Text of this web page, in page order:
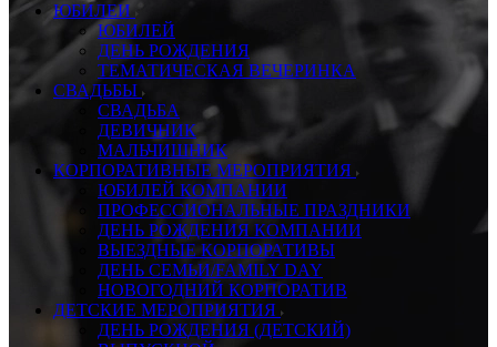
ЮБИЛЕИ
ЮБИЛЕЙ
ДЕНЬ РОЖДЕНИЯ
ТЕМАТИЧЕСКАЯ ВЕЧЕРИНКА
СВАДЬБЫ
СВАДЬБА
ДЕВИЧНИК
МАЛЬЧИШНИК
КОРПОРАТИВНЫЕ МЕРОПРИЯТИЯ
ЮБИЛЕЙ КОМПАНИИ
ПРОФЕССИОНАЛЬНЫЕ ПРАЗДНИКИ
ДЕНЬ РОЖДЕНИЯ КОМПАНИИ
ВЫЕЗДНЫЕ КОРПОРАТИВЫ
ДЕНЬ СЕМЬИ/FAMILY DAY
НОВОГОДНИЙ КОРПОРАТИВ
ДЕТСКИЕ МЕРОПРИЯТИЯ
ДЕНЬ РОЖДЕНИЯ (ДЕТСКИЙ)